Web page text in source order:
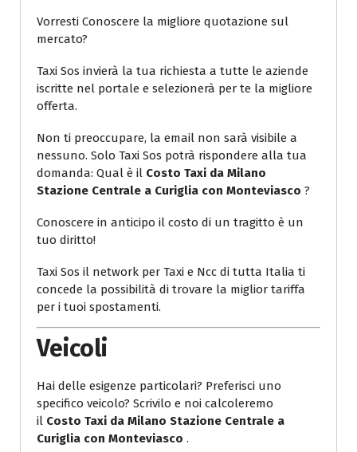
Vorresti Conoscere la migliore quotazione sul
mercato?
Taxi Sos invierà la tua richiesta a tutte le aziende
iscritte nel portale e selezionerà per te la migliore
offerta.
Non ti preoccupare, la email non sarà visibile a
nessuno. Solo Taxi Sos potrà rispondere alla tua
domanda: Qual è il Costo Taxi da Milano
Stazione Centrale a Curiglia con Monteviasco ?
Conoscere in anticipo il costo di un tragitto è un
tuo diritto!
Taxi Sos il network per Taxi e Ncc di tutta Italia ti
concede la possibilità di trovare la miglior tariffa
per i tuoi spostamenti.
Veicoli
Hai delle esigenze particolari? Preferisci uno
specifico veicolo? Scrivilo e noi calcoleremo
il Costo Taxi da Milano Stazione Centrale a
Curiglia con Monteviasco .